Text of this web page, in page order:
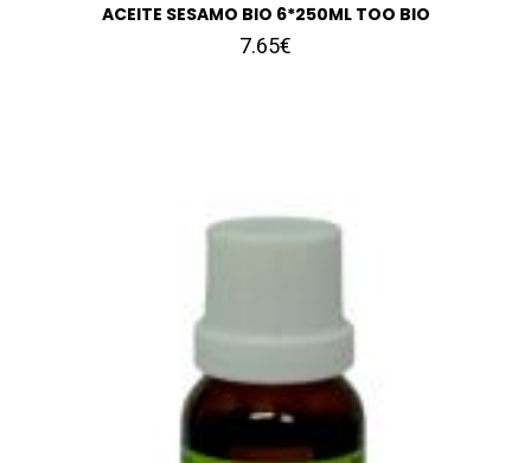
ACEITE SESAMO BIO 6*250ML TOO BIO
7.65€